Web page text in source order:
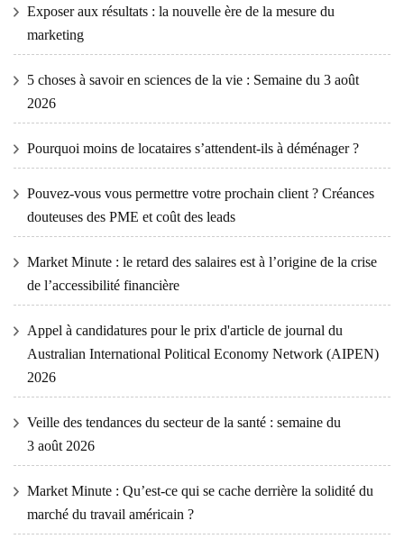
Exposer aux résultats : la nouvelle ère de la mesure du
marketing
5 choses à savoir en sciences de la vie : Semaine du 3 août
2026
Pourquoi moins de locataires s’attendent-ils à déménager ?
Pouvez-vous vous permettre votre prochain client ? Créances
douteuses des PME et coût des leads
Market Minute : le retard des salaires est à l’origine de la crise
de l’accessibilité financière
Appel à candidatures pour le prix d'article de journal du
Australian International Political Economy Network (AIPEN)
2026
Veille des tendances du secteur de la santé : semaine du
3 août 2026
Market Minute : Qu’est-ce qui se cache derrière la solidité du
marché du travail américain ?